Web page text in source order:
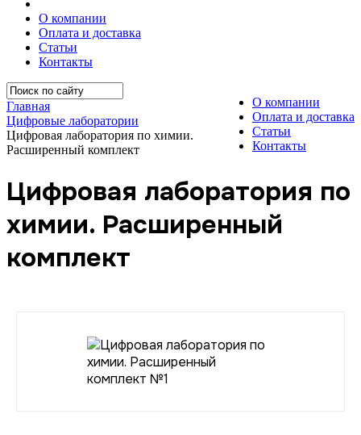
О компании
Оплата и доставка
Статьи
Контакты
О компании
Оплата и доставка
Статьи
Контакты
Главная
Цифровые лаборатории
Цифровая лаборатория по химии.
Расширенный комплект
Цифровая лаборатория по
химии. Расширенный
комплект